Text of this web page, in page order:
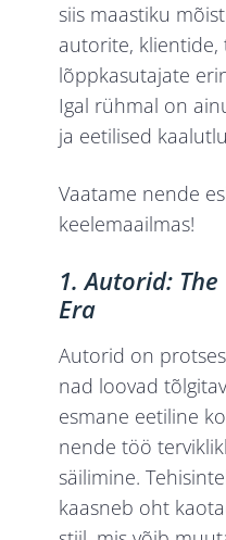
siis maastiku
autorite, klientide,
lõppkasutajate
Igal rühmal on
ja eetilised
Vaatame nende
keelemaailmas!
1. Autorid:
Era
Autorid on
nad loovad
esmane eetiline
nende töö
säilimine.
kaasneb oht